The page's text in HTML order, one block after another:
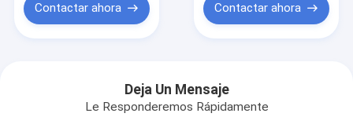
Contactar ahora
dieléctrico del
electrón
Contactar ahora
Deja Un Mensaje
Le Responderemos Rápidamente